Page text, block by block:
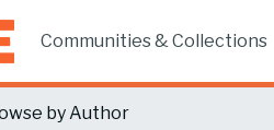
Communities & Collections
by Author